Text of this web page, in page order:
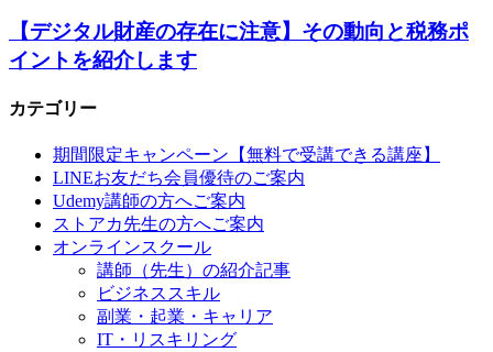
【デジタル財産の存在に注意】その動向と税務ポ
イントを紹介します
カテゴリー
期間限定キャンペーン【無料で受講できる講座】
LINEお友だち会員優待のご案内
Udemy講師の方へご案内
ストアカ先生の方へご案内
オンラインスクール
講師（先生）の紹介記事
ビジネススキル
副業・起業・キャリア
IT・リスキリング